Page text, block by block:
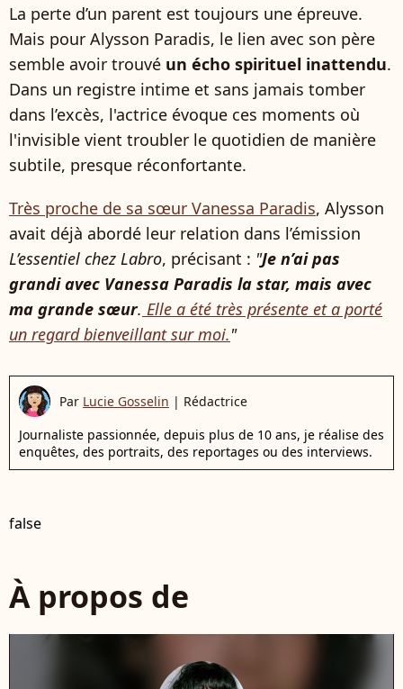
La perte d’un parent est toujours une épreuve.
Mais pour Alysson Paradis, le lien avec son père
semble avoir trouvé un écho spirituel inattendu.
Dans un registre intime et sans jamais tomber
dans l’excès, l'actrice évoque ces moments où
l'invisible vient troubler le quotidien de manière
subtile, presque réconfortante.
Très proche de sa sœur Vanessa Paradis, Alysson
avait déjà abordé leur relation dans l’émission
L’essentiel chez Labro, précisant : "Je n’ai pas
grandi avec Vanessa Paradis la star, mais avec
ma grande sœur. Elle a été très présente et a porté
un regard bienveillant sur moi."
Par Lucie Gosselin | Rédactrice
Journaliste passionnée, depuis plus de 10 ans, je réalise des
enquêtes, des portraits, des reportages ou des interviews.
false
À propos de